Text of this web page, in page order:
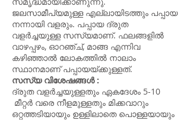
ജലസാമീപ്യമുള്ള എല്ലായിടത്തും പപ്പായ
നന്നായി വളരും. പപ്പായ ദ്രുത
വളർച്ചയുള്ള സസ്യമാണ്. ഫലങ്ങളിൽ
വാഴപ്പഴം, ഓറഞ്ച്, മാങ്ങ എന്നിവ
കഴിഞ്ഞാൽ ലോകത്തിൽ നാലാം
സ്ഥാനമാണ് പപ്പായയ്ക്കുള്ളത്.
സസ്യ വിശേഷങ്ങൾ :
ദ്രുത വളർച്ചയുള്ളതും ഏകദേശം 5-10
മീറ്റർ വരെ നീളമുള്ളതും മിക്കവാറും
ഒറ്റത്തടിയായും ഉള്ളിലാതെ പൊള്ളയായും